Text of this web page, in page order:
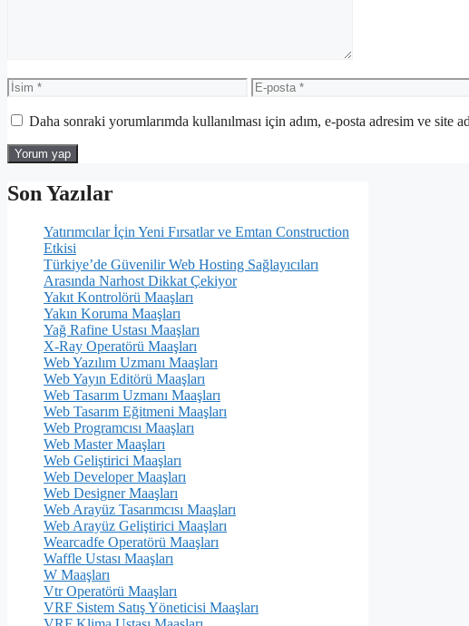
İsim
E-
posta
Daha sonraki yorumlarımda kullanılması için adım, e-posta adresim ve site
Son Yazılar
Yatırımcılar İçin Yeni Fırsatlar ve Emtan Construction
Etkisi
Türkiye’de Güvenilir Web Hosting Sağlayıcıları
Arasında Narhost Dikkat Çekiyor
Yakıt Kontrolörü Maaşları
Yakın Koruma Maaşları
Yağ Rafine Ustası Maaşları
X-Ray Operatörü Maaşları
Web Yazılım Uzmanı Maaşları
Web Yayın Editörü Maaşları
Web Tasarım Uzmanı Maaşları
Web Tasarım Eğitmeni Maaşları
Web Programcısı Maaşları
Web Master Maaşları
Web Geliştirici Maaşları
Web Developer Maaşları
Web Designer Maaşları
Web Arayüz Tasarımcısı Maaşları
Web Arayüz Geliştirici Maaşları
Wearcadfe Operatörü Maaşları
Waffle Ustası Maaşları
W Maaşları
Vtr Operatörü Maaşları
VRF Sistem Satış Yöneticisi Maaşları